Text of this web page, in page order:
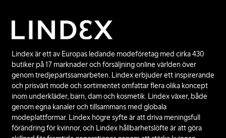
Lindex är ett av Europas ledande modeföretag med cirka 430
butiker på 17 marknader och försäljning online världen över
genom tredjepartssamarbeten. Lindex erbjuder ett inspirerande
och prisvärt mode och sortimentet omfattar flera olika koncept
inom underkläder, barn, dam och kosmetik. Lindex växer, både
genom egna kanaler och tillsammans med globala
modeplattformar. Lindex högre syfte är att driva meningsfull
förändring för kvinnor, och Lindex hållbarhetslöfte är att göra